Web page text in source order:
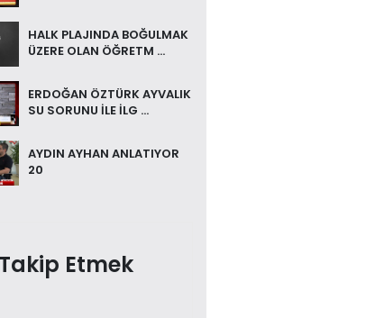
HALK PLAJINDA BOĞULMAK
ÜZERE OLAN ÖĞRETM ...
ERDOĞAN ÖZTÜRK AYVALIK
SU SORUNU İLE İLG ...
AYDIN AYHAN ANLATIYOR
20
Etmek